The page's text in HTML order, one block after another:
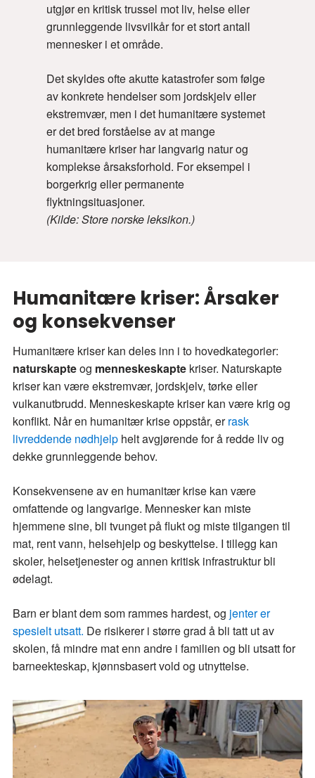
utgjør en kritisk trussel mot liv, helse eller
grunnleggende livsvilkår for et stort antall
mennesker i et område.
Det skyldes ofte akutte katastrofer som følge
av konkrete hendelser som jordskjelv eller
ekstremvær, men i det humanitære systemet
er det bred forståelse av at mange
humanitære kriser har langvarig natur og
komplekse årsaksforhold. For eksempel i
borgerkrig eller permanente
flyktningsituasjoner.
(Kilde: Store norske leksikon.)
Humanitære kriser: Årsaker
og konsekvenser
Humanitære kriser kan deles inn i to hovedkategorier:
naturskapteog menneskeskapte kriser. Naturskapte
kriser kan være ekstremvær, jordskjelv, tørke eller
vulkanutbrudd. Menneskeskapte kriser kan være krig og
konflikt. Når en humanitær krise oppstår, errask
livreddende nødhjelp helt avgjørende for å redde liv og
dekke grunnleggende behov.
Konsekvensene av en humanitær krise kan være
omfattende og langvarige. Mennesker kan miste
hjemmene sine, bli tvunget på flukt og miste tilgangen til
mat, rent vann, helsehjelp og beskyttelse. I tillegg kan
skoler, helsetjenester og annen kritisk infrastruktur bli
ødelagt.
Barn er blant dem som rammes hardest, og jenter er
spesielt utsatt. De risikerer i større grad å bli tatt ut av
skolen, få mindre mat enn andre i familien og bli utsatt for
barneekteskap, kjønnsbasert vold og utnyttelse.